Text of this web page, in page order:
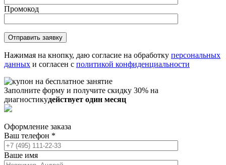
Промокод
Нажимая на кнопку, даю согласие на обработку персональных
данных и согласен с политикой конфиденциальности
Заполните форму и получите скидку 30% на
диагностикудействует один месяц
Оформление заказа
Ваш телефон *
Ваше имя